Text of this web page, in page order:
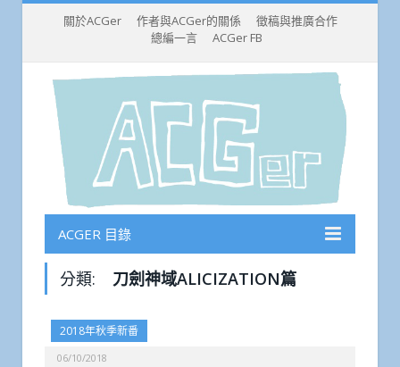
關於ACGer 作者與ACGer的關係
徵稿與推廣合作
總編一言
ACGer FB
ACGER 目錄
分類: 刀劍神域ALICIZATION篇
2018年秋季新番
06/10/2018